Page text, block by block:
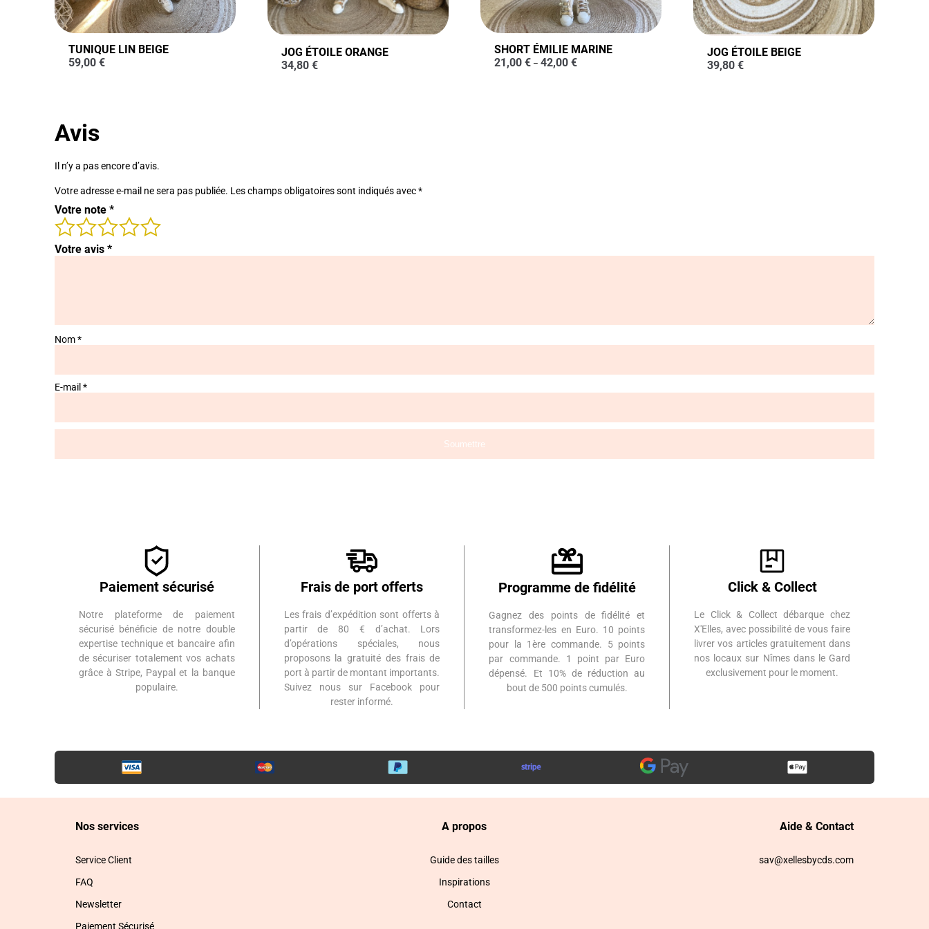
TUNIQUE LIN BEIGE
59,00 €
JOG ÉTOILE ORANGE
34,80€
SHORT ÉMILIE MARINE
21,00€ –42,00€
JOG ÉTOILE BEIGE
39,80€
Avis
Il n’y a pas encore d’avis.
Votre adresse e-mail ne sera pas publiée. Les champs obligatoires sont indiqués avec*
Votre note *
Votre avis *
Nom*
E-mail *
Paiement sécurisé
Notre plateforme de paiement
sécurisé bénéficie de notre double
expertise technique et bancaire afin
de sécuriser totalement vos achats
grâce à Stripe, Paypal et la banque
populaire.
Frais de port offerts
Les frais d’expédition sont offerts à
partir de 80 € d’achat. Lors
d’opérations spéciales, nous
proposons la gratuité des frais de
port à partir de montant importants.
Suivez nous sur Facebook pour
rester informé.
Programme de fidélité
Gagnez des points de fidélité et
transformez-les en Euro. 10 points
pour la 1ère commande. 5 points
par commande. 1 point par Euro
dépensé. Et 10% de réduction au
bout de 500 points cumulés.
Click & Collect
Le Click & Collect débarque chez
X'Elles, avec possibilité de vous faire
livrer vos articles gratuitement dans
nos locaux sur Nîmes dans le Gard
exclusivement pour le moment.
Nos services
Service Client
FAQ
Newsletter
Paiement Sécurisé
A propos
Guide des tailles
Inspirations
Contact
Aide & Contact
sav@xellesbycds.com